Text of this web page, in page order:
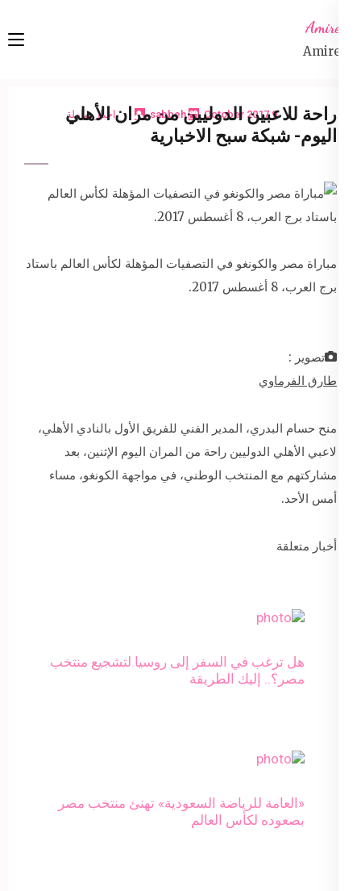
content
Enter)
Amireta
Amireta
9 October 2017
sabbeh اخبار شاملة
راحة للاعبين الدوليين من مران الأهلي
اليوم- شبكة سبح الاخبارية
مباراة مصر والكونغو في التصفيات المؤهلة لكأس العالم باستاد
برج العرب، 8 أغسطس 2017.
تصوير :
طارق الفرماوي
منح حسام البدري، المدير الفني للفريق الأول بالنادي الأهلي،
لاعبي الأهلي الدوليين راحة من المران اليوم الإثنين، بعد
مشاركتهم مع المنتخب الوطني، في مواجهة الكونغو، مساء
أمس الأحد.
أخبار متعلقة
هل ترغب في السفر إلى روسيا لتشجيع منتخب
مصر؟.. إليك الطريقة
«العامة للرياضة السعودية» تهنئ منتخب مصر
بصعوده لكأس العالم